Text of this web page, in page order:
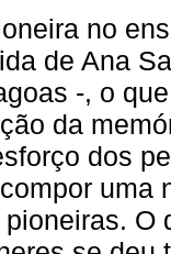
no
de Ana
-, o
da
dos
uma
O